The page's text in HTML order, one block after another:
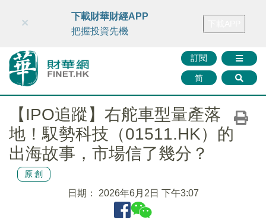
財華智庫網 FINTV FINMETA 財華證券 媒體矩陣
訂閱
简
×
下載財華財經APP
把握投資先機
【IPO追蹤】右舵車型量產落
地！馭勢科技（01511.HK）的
出海故事，市場信了幾分？
原創
日期： 2026年6月2日 下午3:07